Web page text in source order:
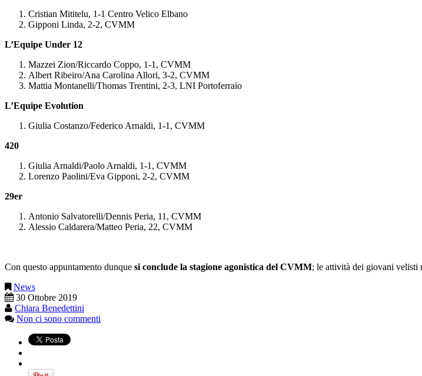
Cristian Mititelu, 1-1 Centro Velico Elbano
Gipponi Linda, 2-2, CVMM
L’Equipe Under 12
Mazzei Zion/Riccardo Coppo, 1-1, CVMM
Albert Ribeiro/Ana Carolina Allori, 3-2, CVMM
Mattia Montanelli/Thomas Trentini, 2-3, LNI Portoferraio
L’Equipe Evolution
Giulia Costanzo/Federico Arnaldi, 1-1, CVMM
420
Giulia Arnaldi/Paolo Arnaldi, 1-1, CVMM
Lorenzo Paolini/Eva Gipponi, 2-2, CVMM
29er
Antonio Salvatorelli/Dennis Peria, 11, CVMM
Alessio Caldarera/Matteo Peria, 22, CVMM
Con questo appuntamento dunque si conclude la stagione agonistica del CVMM; le attività dei giovani velisti
News
30 Ottobre 2019
Chiara Benedettini
Non ci sono commenti